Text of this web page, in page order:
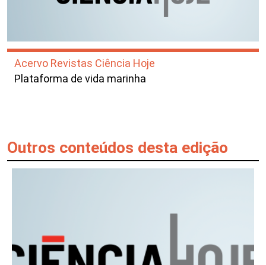
Acervo Revistas Ciência Hoje
Plataforma de vida marinha
Outros conteúdos desta edição